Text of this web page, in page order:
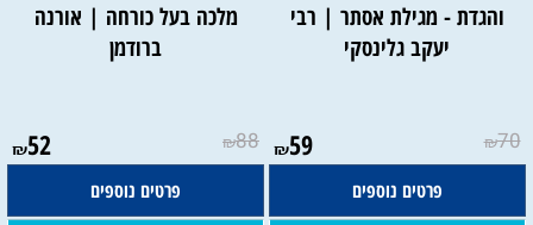
והגדת - מגילת אסתר | רבי
יעקב גלינסקי
₪70
₪59
פרטים נוספים
מלכה בעל כורחה | אורנה
ברודמן
₪88
₪52
פרטים נוספים